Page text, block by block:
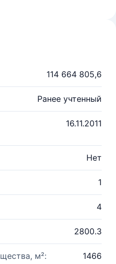
114 664 805,6
Ранее учтенный
16.11.2011
Нет
1
4
2800.3
м²: 1466